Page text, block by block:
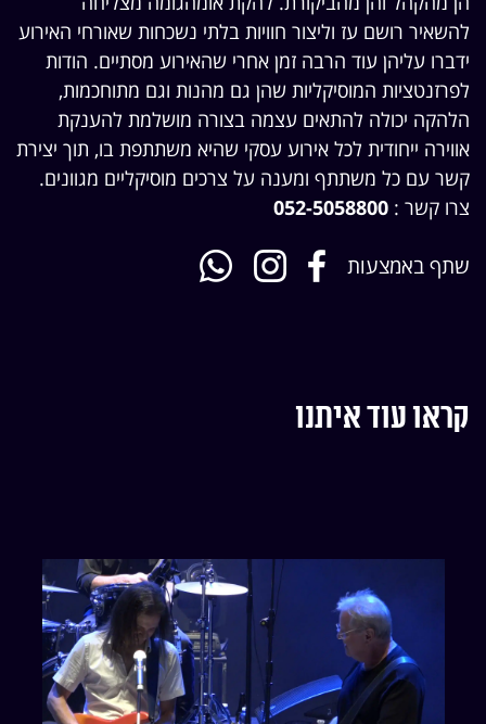
להשאיר רושם עז וליצור חוויות בלתי נשכחות שאורחי האירוע
ידברו עליהן עוד הרבה זמן אחרי שהאירוע מסתיים. הודות
לפרזנטציות המוסיקליות שהן גם מהנות וגם מתוחכמות,
הלהקה יכולה להתאים עצמה בצורה מושלמת להענקת
אווירה ייחודית לכל אירוע עסקי שהיא משתתפת בו, תוך יצירת
קשר עם כל משתתף ומענה על צרכים מוסיקליים מגוונים.
צרו קשר : 052-5058800
שתף באמצעות
קראו עוד איתנו